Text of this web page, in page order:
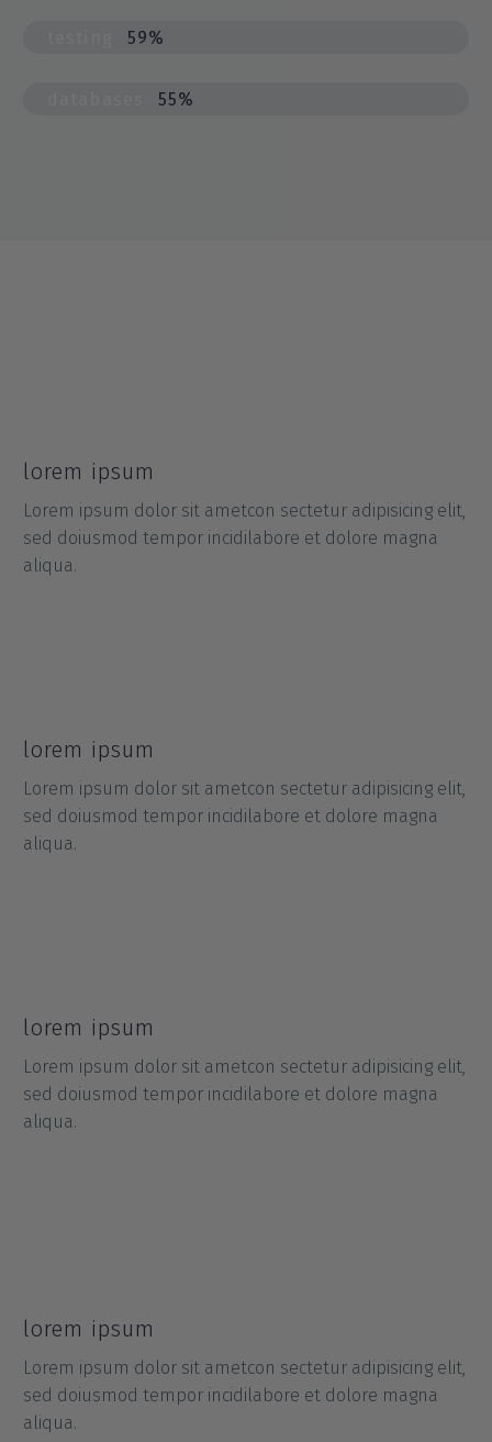
59%
55%
lorem ipsum
Lorem ipsum dolor sit ametcon sectetur adipisicing elit,
sed doiusmod tempor incidilabore et dolore magna
aliqua.
lorem ipsum
Lorem ipsum dolor sit ametcon sectetur adipisicing elit,
sed doiusmod tempor incidilabore et dolore magna
aliqua.
lorem ipsum
Lorem ipsum dolor sit ametcon sectetur adipisicing elit,
sed doiusmod tempor incidilabore et dolore magna
aliqua.
lorem ipsum
Lorem ipsum dolor sit ametcon sectetur adipisicing elit,
sed doiusmod tempor incidilabore et dolore magna
aliqua.